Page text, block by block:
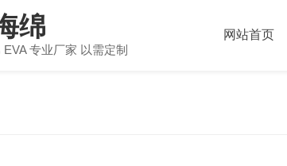
绵
专业厂家 以需定制
网站首页